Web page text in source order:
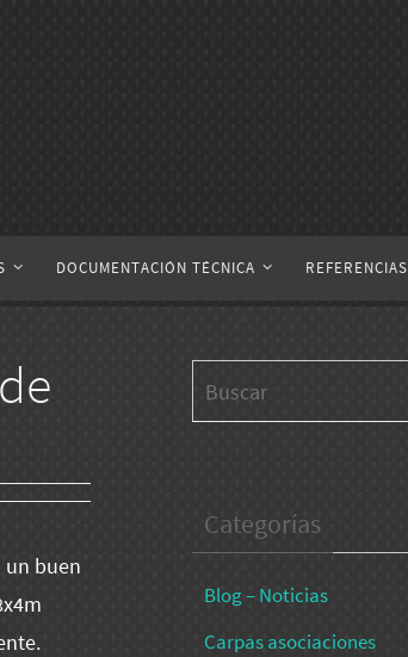
DOCUMENTACIÓN TÉCNICA REFERENCIAS
un buen
Categorías
Blog – Noticias
Carpas asociaciones